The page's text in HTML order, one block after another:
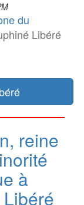
du
Libéré
reine
à